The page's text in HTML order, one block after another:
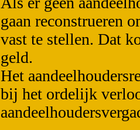
gaan reconstrueren
vast te stellen. Dat
geld.
Het
bij het ordelijk